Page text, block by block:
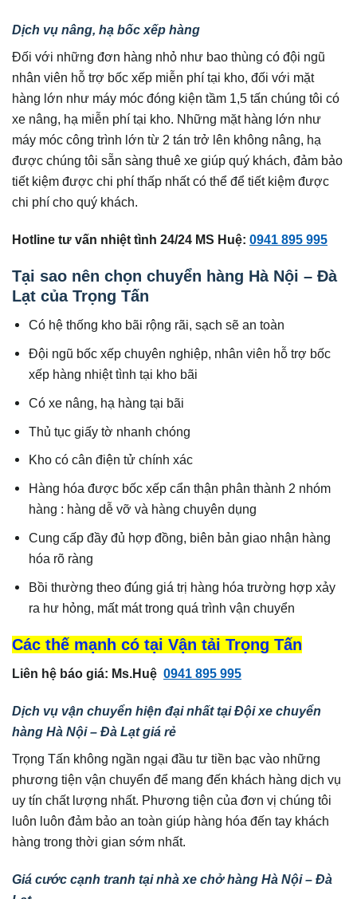
Dịch vụ nâng, hạ bốc xếp hàng
Đối với những đơn hàng nhỏ như bao thùng có đội ngũ
nhân viên hỗ trợ bốc xếp miễn phí tại kho, đối với mặt
hàng lớn như máy móc đóng kiện tầm 1,5 tấn chúng tôi có
xe nâng, hạ miễn phí tại kho. Những mặt hàng lớn như
máy móc công trình lớn từ 2 tán trở lên không nâng, hạ
được chúng tôi sẵn sàng thuê xe giúp quý khách, đảm bảo
tiết kiệm được chi phí thấp nhất có thể để tiết kiệm được
chi phí cho quý khách.
Hotline tư vấn nhiệt tình 24/24 MS Huệ: 0941 895 995
Tại sao nên chọn chuyển hàng Hà Nội – Đà
Lạt của Trọng Tấn
Có hệ thống kho bãi rộng rãi, sạch sẽ an toàn
Đội ngũ bốc xếp chuyên nghiệp, nhân viên hỗ trợ bốc
xếp hàng nhiệt tình tại kho bãi
Có xe nâng, hạ hàng tại bãi
Thủ tục giấy tờ nhanh chóng
Kho có cân điện tử chính xác
Hàng hóa được bốc xếp cẩn thận phân thành 2 nhóm
hàng : hàng dễ vỡ và hàng chuyên dụng
Cung cấp đầy đủ hợp đồng, biên bản giao nhận hàng
hóa rõ ràng
Bồi thường theo đúng giá trị hàng hóa trường hợp xảy
ra hư hỏng, mất mát trong quá trình vận chuyển
Các thế mạnh có tại Vận tải Trọng Tấn
Liên hệ báo giá: Ms.Huệ 0941 895 995
Dịch vụ vận chuyển hiện đại nhất tại Đội xe chuyển
hàng Hà Nội – Đà Lạtgiá rẻ
Trọng Tấn không ngần ngại đầu tư tiền bạc vào những
phương tiện vận chuyển để mang đến khách hàng dịch vụ
uy tín chất lượng nhất. Phương tiện của đơn vị chúng tôi
luôn luôn đảm bảo an toàn giúp hàng hóa đến tay khách
hàng trong thời gian sớm nhất.
Giá cước cạnh tranh tại nhà xe chở hàng Hà Nội – Đà